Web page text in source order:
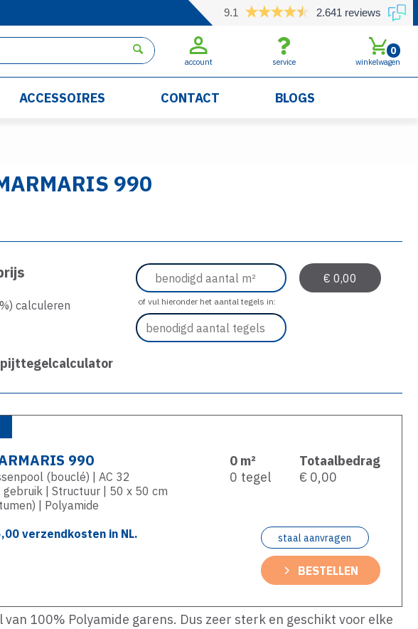
9.1 2.641 reviews
account service winkelwagen
0
ACCESSOIRES CONTACT BLOGS
990
calculeren of vul hieronder het aantal tegels in:
990
(bouclé) | AC 32
| Structuur | 50 x 50 cm
| Polyamide
0 m²
0 tegel
Totaalbedrag
€ 0,00
verzendkosten in NL. staal aanvragen
BESTELLEN
van 100% Polyamide garens. Dus zeer sterk en geschikt voor elke